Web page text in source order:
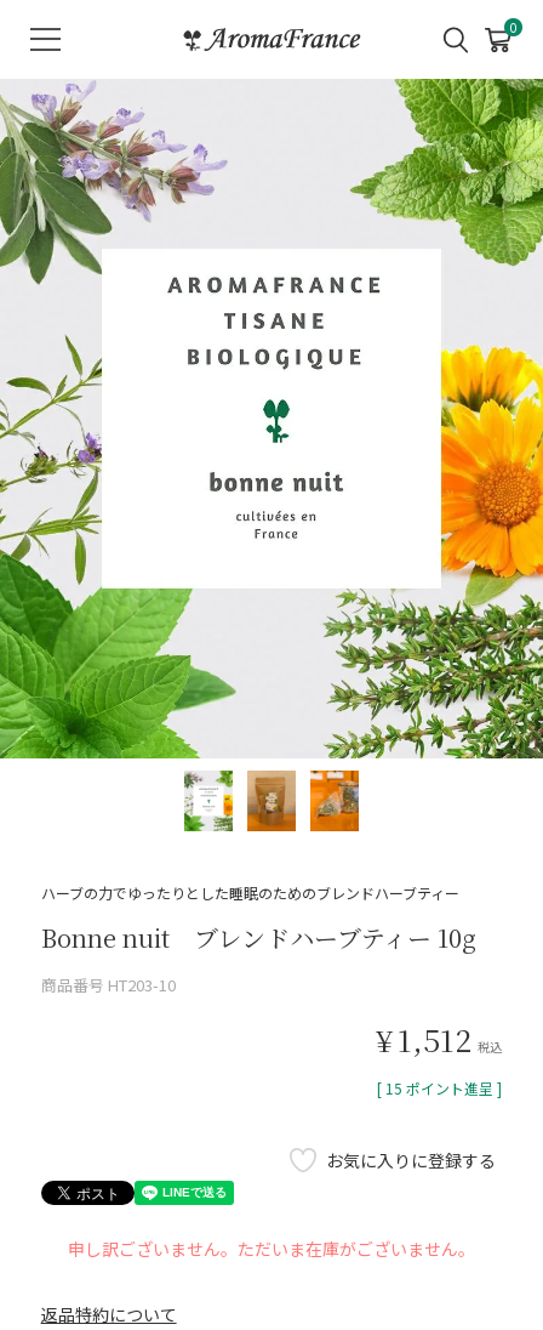
メ
ニ
ュ
ー
を
開
く
0
ハーブの力でゆったりとした睡眠のためのブレンドハーブティー
Bonne nuit ブレンドハーブティー 10g
商品番号 HT203-10
¥1,512 税込
[ 15 ポイント進呈 ]
お気に入りに登録する
申し訳ございません。ただいま在庫がございません。
返品特約について